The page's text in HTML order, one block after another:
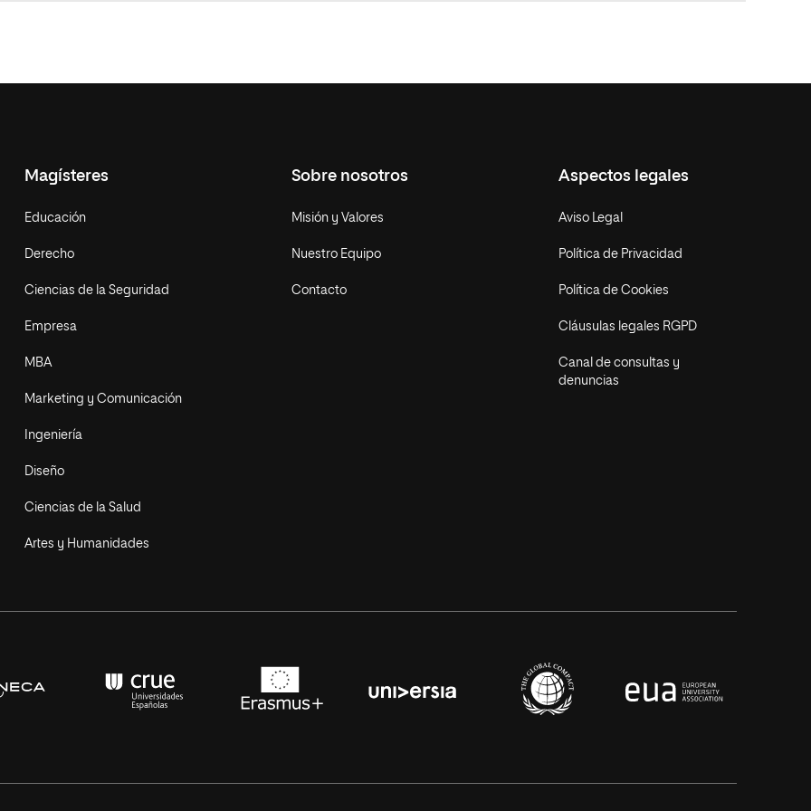
Magísteres
Educación
Derecho
Ciencias de la Seguridad
Empresa
MBA
Marketing y Comunicación
Ingeniería
Diseño
Ciencias de la Salud
Artes y Humanidades
Sobre nosotros
Misión y Valores
Nuestro Equipo
Contacto
Aspectos legales
Aviso Legal
Política de Privacidad
Política de Cookies
Cláusulas legales RGPD
Canal de consultas y
denuncias